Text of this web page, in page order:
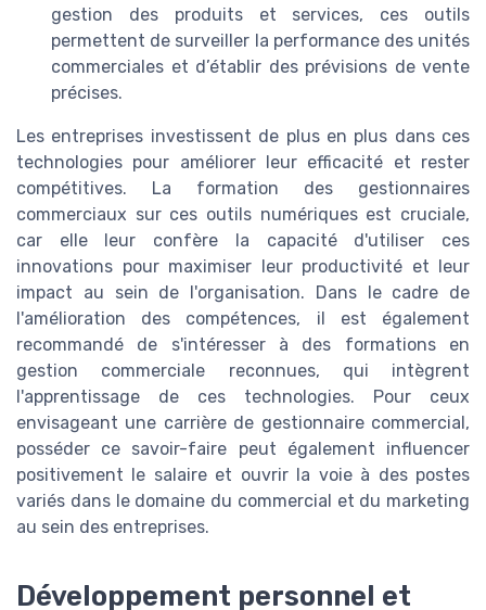
gestion des produits et services, ces outils
permettent de surveiller la performance des unités
commerciales et d’établir des prévisions de vente
précises.
Les entreprises investissent de plus en plus dans ces
technologies pour améliorer leur efficacité et rester
compétitives. La formation des gestionnaires
commerciaux sur ces outils numériques est cruciale,
car elle leur confère la capacité d'utiliser ces
innovations pour maximiser leur productivité et leur
impact au sein de l'organisation. Dans le cadre de
l'amélioration des compétences, il est également
recommandé de s'intéresser à des formations en
gestion commerciale reconnues, qui intègrent
l'apprentissage de ces technologies. Pour ceux
envisageant une carrière de gestionnaire commercial,
posséder ce savoir-faire peut également influencer
positivement le salaire et ouvrir la voie à des postes
variés dans le domaine du commercial et du marketing
au sein des entreprises.
Développement personnel et